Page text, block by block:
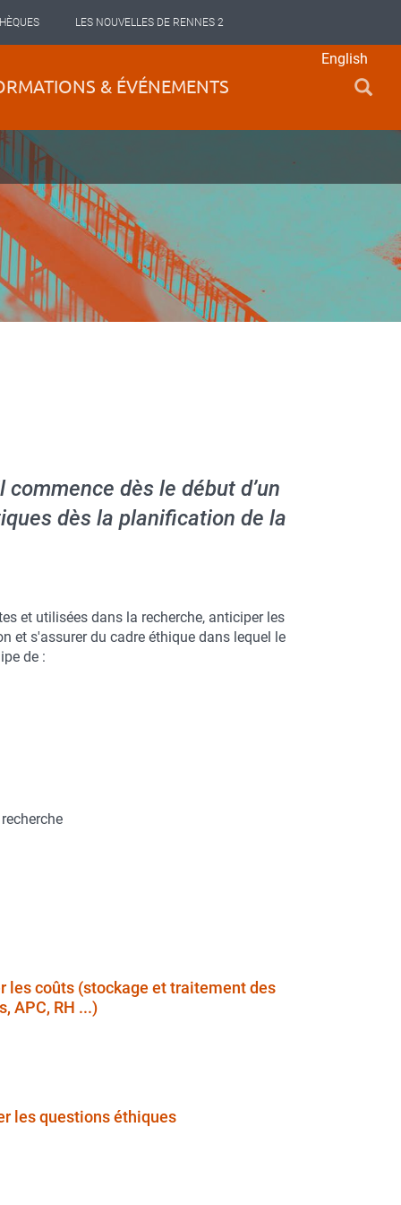
LES NOUVELLES DE RENNES 2
English
& ÉVÉNEMENTS
dès le début d’un
dès la planification de la
et utilisées dans la recherche, anticiper les
et s'assurer du cadre éthique dans lequel le
de :
les coûts (stockage et traitement des
APC, RH ...)
les questions éthiques